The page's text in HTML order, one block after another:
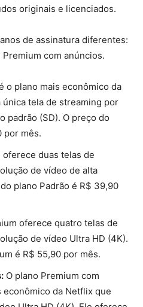
originais e licenciados.
de assinatura diferentes:
com anúncios.
o plano mais econômico da
tela de streaming por
padrão (SD). O preço do
por mês.
oferece duas telas de
de vídeo de alta
plano Padrão é R$ 39,90
oferece quatro telas de
de vídeo Ultra HD (4K).
é R$ 55,90 por mês.
O plano Premium com
econômico da Netflix que